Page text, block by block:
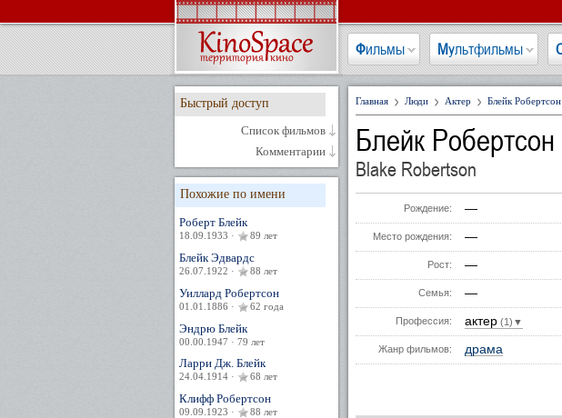
Фильмы Мультфильмы
Быстрый доступ
Список фильмов
Комментарии
Похожие по имени
Роберт Блейк
18.09.1933 · 89 лет
Блейк Эдвардс
26.07.1922 · 88 лет
Уиллард Робертсон
01.01.1886 · 62 года
Эндрю Блейк
00.00.1947 · 79 лет
Ларри Дж. Блейк
24.04.1914 · 68 лет
Клифф Робертсон
09.09.1923 · 88 лет
Главная Люди Актер Блейк Робертсон
Блейк Робертсон
Blake Robertson
Рождение: —
Место рождения: —
Рост: —
Семья: —
Профессия: актер (1)▼
Жанр фильмов: драма